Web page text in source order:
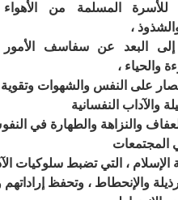
المسلمة من الأهواء
،
إلى البعد عن سفاسف الأمور
والحياء ،
على النفس والشهوات
والآداب النفسانية
العفاف والنزاهة والطهارة في
المجتمعات
الإسلام ، التي تضبط سلوكيات
والإنحطاط ، وتحفظ